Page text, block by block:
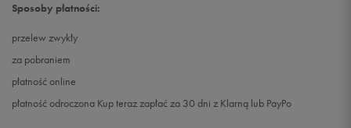
Sposoby płatności:
przelew zwykły
za pobraniem
płatność online
płatność odroczona Kup teraz zapłać za 30 dni z Klarną lub PayPo